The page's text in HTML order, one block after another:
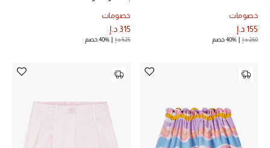
الديكورات والإكسسوارات
أجهزة المطبخ والمنزل
خصومات
155 د.إ
260 د.إ 40% خصم
خصومات
315 د.إ
525 د.إ 40% خصم